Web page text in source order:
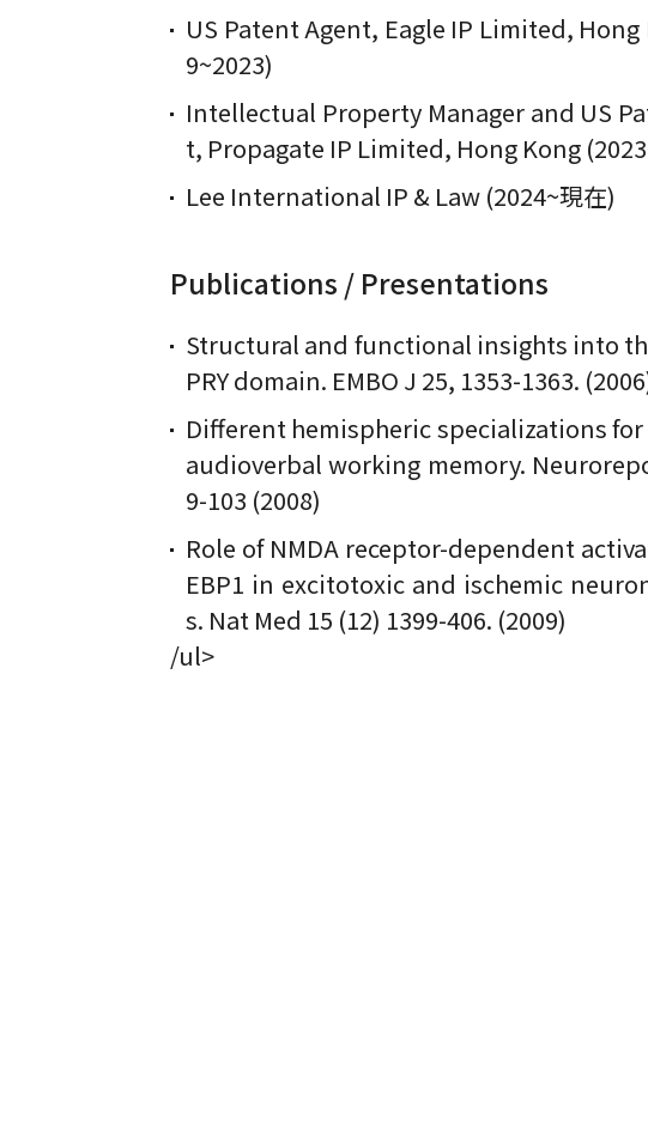
US Patent Agent, Eagle IP Limited, Hong
9~2023)
Intellectual Property Manager and US
t, Propagate IP Limited, Hong Kong
Lee International IP & Law (2024~現在)
Publications / Presentations
Structural and functional insights into
PRY domain. EMBO J 25, 1353-1363.
Different hemispheric specializations
audioverbal working memory.
9-103 (2008)
Role of NMDA receptor-dependent
EBP1 in excitotoxic and ischemic
s. Nat Med 15 (12) 1399-406. (2009)
/ul>